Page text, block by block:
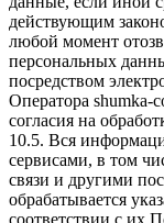
действующим
любой момент
персональных
посредством
Оператора shumka-
согласия на
10.5. Вся
сервисами, в том
связи и другими
обрабатывается
соответствии с их